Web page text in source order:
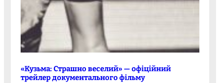
«Кузьма: Страшно веселий» — офіційний
трейлер документального фільму